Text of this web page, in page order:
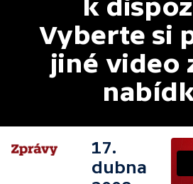
k
Vyberte si
jiné video
17.
dubna